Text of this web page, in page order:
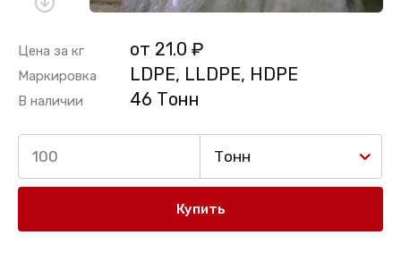
Цена за кг от 21.0 ₽
Маркировка LDPE, LLDPE, HDPE
В наличии 46 Тонн
Тонн
Купить